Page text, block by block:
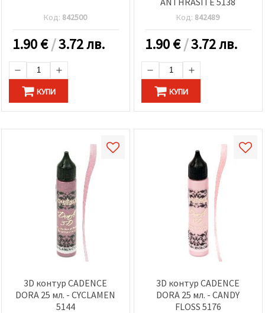
Код: 842500
1.90€/3.72 лв.
КУПИ
Код: 842489
1.90€/3.72 лв.
КУПИ
3D контур CADENCE
DORA 25 мл. - CYCLAMEN
5144
3D контур CADENCE
DORA 25 мл. - CANDY
FLOSS 5176